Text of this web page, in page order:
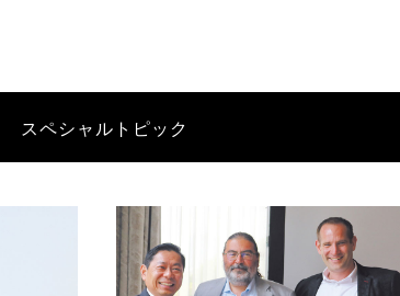
スペシャルトピック